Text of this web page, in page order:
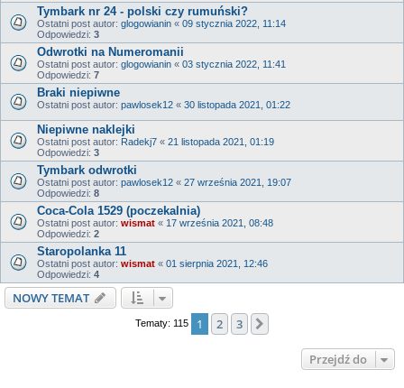
Tymbark nr 24 - polski czy rumuński?
Ostatni post autor: glogowianin « 09 stycznia 2022, 11:14
Odpowiedzi: 3
Odwrotki na Numeromanii
Ostatni post autor: glogowianin « 03 stycznia 2022, 11:41
Odpowiedzi: 7
Braki niepiwne
Ostatni post autor: pawlosek12 « 30 listopada 2021, 01:22
Niepiwne naklejki
Ostatni post autor: Radekj7 « 21 listopada 2021, 01:19
Odpowiedzi: 3
Tymbark odwrotki
Ostatni post autor: pawlosek12 « 27 września 2021, 19:07
Odpowiedzi: 8
Coca-Cola 1529 (poczekalnia)
Ostatni post autor: wismat « 17 września 2021, 08:48
Odpowiedzi: 2
Staropolanka 11
Ostatni post autor: wismat « 01 sierpnia 2021, 12:46
Odpowiedzi: 4
NOWY TEMAT
Tematy: 115 1 2 3
Przejdź do